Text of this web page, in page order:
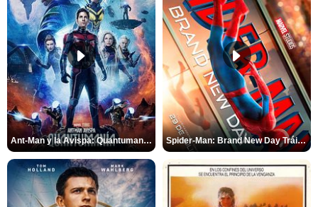
Ant-Man y la Avispa: Quantumanía Tráiler (2) Spider-Man: Brand New Day Tráiler (3)